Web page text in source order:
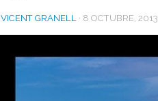
VICENT GRANELL · 8 OCTUBRE, 2013